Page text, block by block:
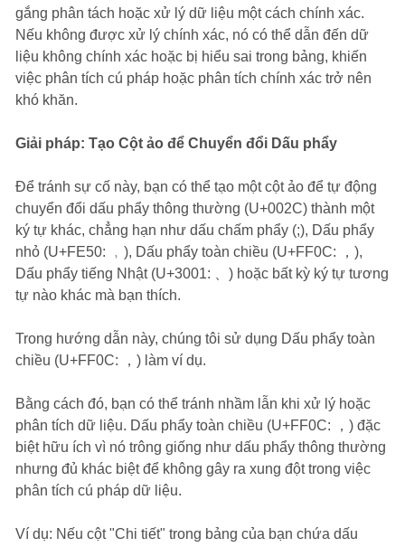
gắng phân tách hoặc xử lý dữ liệu một cách chính xác.
Nếu không được xử lý chính xác, nó có thể dẫn đến dữ
liệu không chính xác hoặc bị hiểu sai trong bảng, khiến
việc phân tích cú pháp hoặc phân tích chính xác trở nên
khó khăn.
Giải pháp: Tạo Cột ảo để Chuyển đổi Dấu phẩy
Để tránh sự cố này, bạn có thể tạo một cột ảo để tự động
chuyển đổi dấu phẩy thông thường (U+002C) thành một
ký tự khác, chẳng hạn như dấu chấm phẩy (;), Dấu phẩy
nhỏ (U+FE50: ﹐), Dấu phẩy toàn chiều (U+FF0C: ，),
Dấu phẩy tiếng Nhật (U+3001: 、) hoặc bất kỳ ký tự tương
tự nào khác mà bạn thích.
Trong hướng dẫn này, chúng tôi sử dụng Dấu phẩy toàn
chiều (U+FF0C: ，) làm ví dụ.
Bằng cách đó, bạn có thể tránh nhầm lẫn khi xử lý hoặc
phân tích dữ liệu. Dấu phẩy toàn chiều (U+FF0C: ，) đặc
biệt hữu ích vì nó trông giống như dấu phẩy thông thường
nhưng đủ khác biệt để không gây ra xung đột trong việc
phân tích cú pháp dữ liệu.
Ví dụ: Nếu cột "Chi tiết" trong bảng của bạn chứa dấu